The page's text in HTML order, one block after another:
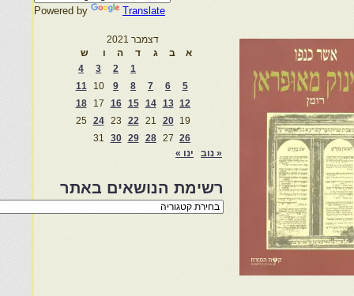
Powered by Translate
דצמבר 2021
א
ב ג ד ה ו
ש
1
2
3
4
5
6
7
8
9
10
11
12
13
14
15
16
17
18
19
20
21
22
23
24
25
26
27
28
29
30
31
« נוב
ינו »
רשימת הנושאים באתר
רשימת
הנושאים